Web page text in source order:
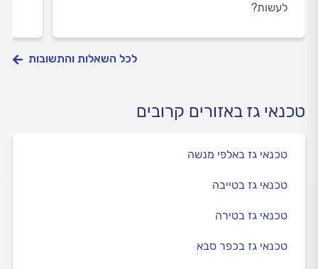
לעשות?
לכל השאלות והתשובות
טכנאי גז באזורים קרובים
טכנאי גז באלפי מנשה
טכנאי גז בטייבה
טכנאי גז בטירה
טכנאי גז בכפר סבא